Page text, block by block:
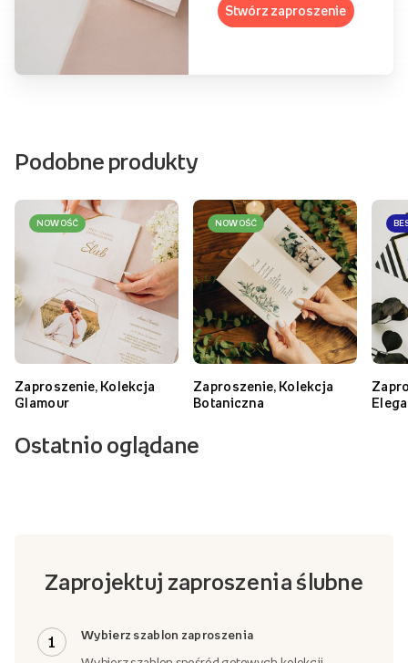
Stwórz zaproszenie
Podobne produkty
NOWOŚĆ
Zaproszenie, Kolekcja
Glamour
NOWOŚĆ
Zaproszenie, Kolekcja
Botaniczna
Ostatnio oglądane
Zaprojektuj zaproszenia ślubne
1 Wybierz szablon zaproszenia